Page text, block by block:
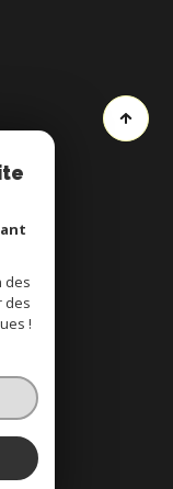
des
des
!